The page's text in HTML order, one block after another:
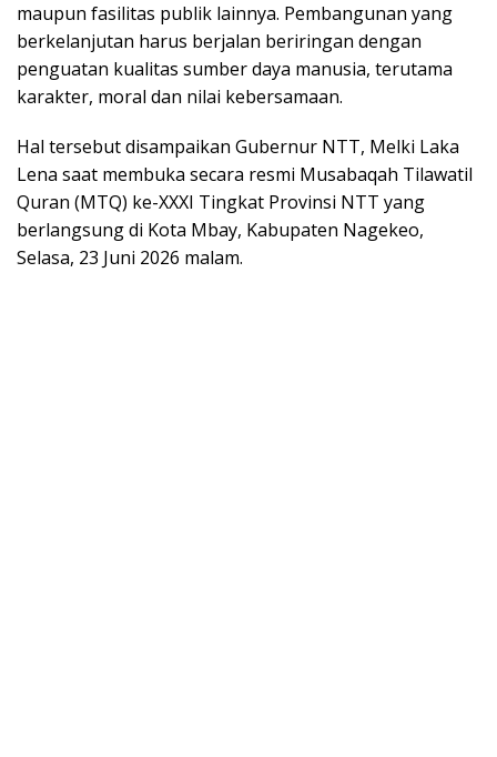
maupun fasilitas publik lainnya. Pembangunan yang
berkelanjutan harus berjalan beriringan dengan
penguatan kualitas sumber daya manusia, terutama
karakter, moral dan nilai kebersamaan.
Hal tersebut disampaikan Gubernur NTT, Melki Laka
Lena saat membuka secara resmi Musabaqah Tilawatil
Quran (MTQ) ke-XXXI Tingkat Provinsi NTT yang
berlangsung di Kota Mbay, Kabupaten Nagekeo,
Selasa, 23 Juni 2026 malam.